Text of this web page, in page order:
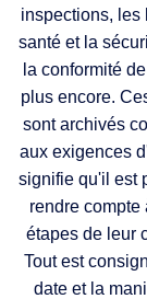
inspections, les
santé et la
la conformité
plus encore.
sont archivés
aux exigences
signifie qu'il est
rendre compte
étapes de leur
Tout est
date et la